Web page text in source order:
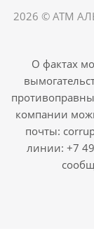
2026 © АТМ
О фактах
компании
почты:
линии: +7